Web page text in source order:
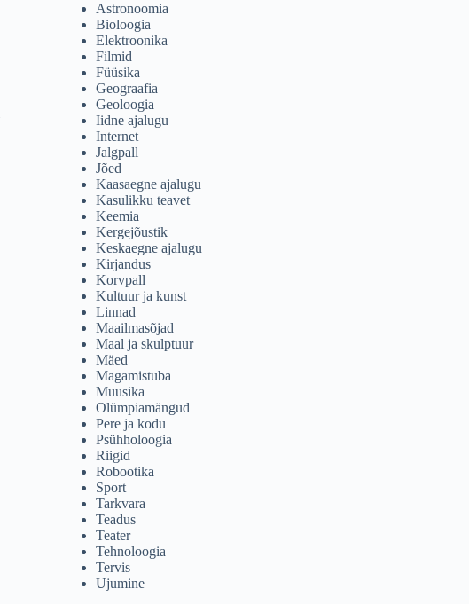
Astronoomia
Bioloogia
Elektroonika
Filmid
Füüsika
Geograafia
Geoloogia
Iidne ajalugu
Internet
Jalgpall
Jõed
Kaasaegne ajalugu
Kasulikku teavet
Keemia
Kergejõustik
Keskaegne ajalugu
Kirjandus
Korvpall
Kultuur ja kunst
Linnad
Maailmasõjad
Maal ja skulptuur
Mäed
Magamistuba
Muusika
Olümpiamängud
Pere ja kodu
Psühholoogia
Riigid
Robootika
Sport
Tarkvara
Teadus
Teater
Tehnoloogia
Tervis
Ujumine